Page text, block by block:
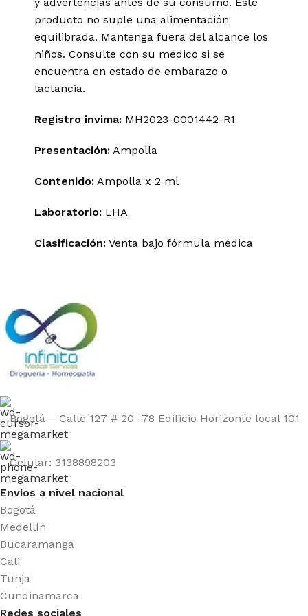
producto no suple una alimentación
equilibrada. Mantenga fuera del alcance los
niños. Consulte con su médico si se
encuentra en estado de embarazo o
lactancia.
Registro invima: MH2023-0001442-R1
Presentación: Ampolla
Contenido: Ampolla x 2 ml
Laboratorio: LHA
Clasificación: Venta bajo fórmula médica
Bogotá – Calle 127 # 20 -78 Edificio Horizonte local 101
Celular: 3138898203
Envíos a nivel nacional
Bogotá
Medellín
Bucaramanga
Cali
Tunja
Cundinamarca
Redes sociales